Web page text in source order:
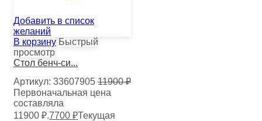
Добавить в список
желаний
В корзину Быстрый
просмотр
Стол бенч-си...
Артикул: 33607905 11900₽
Первоначальная цена
составляла
11900 ₽.7700 ₽Текущая